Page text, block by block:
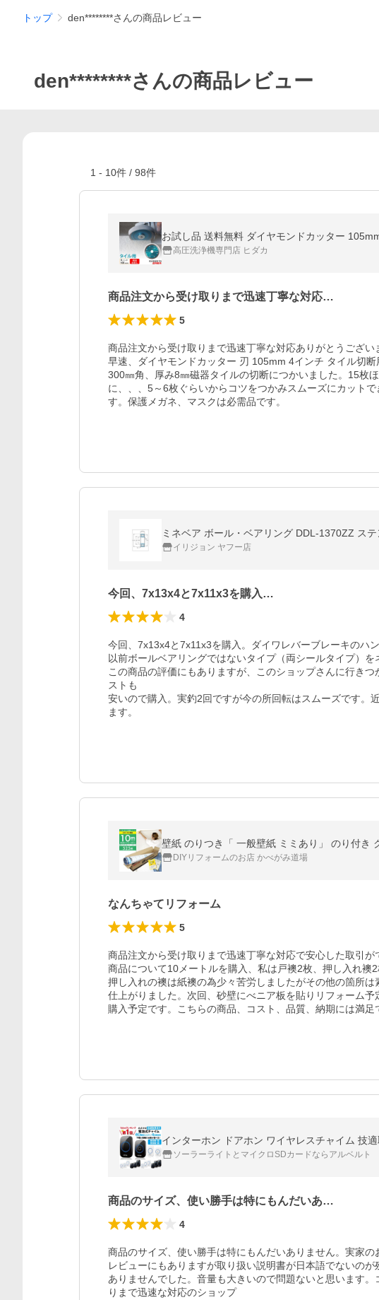
トップ den********さんの商品レビュー
den********さんの商品レビュー
1 - 10件 / 98件
お試し品 送料無料 ダイヤモンドカッター
高圧洗浄機専門店 ヒダカ
商品注文から受け取りまで迅速丁寧な対応…
5
商品注文から受け取りまで迅速丁寧な対応ありがとうござい
早速、ダイヤモンドカッター 刃 105mm 4インチ タイル切断
300㎜角、厚み8㎜磁器タイルの切断につかいました。15枚
に、、、5～6枚ぐらいからコツをつかみスムーズにカット
す。保護メガネ、マスクは必需品です。
ミネベア ボール・ベアリング DDL-1370ZZ ス
イリジョン ヤフー店
今回、7x13x4と7x11x3を購入…
4
今回、7x13x4と7x11x3を購入。ダイワレバーブレーキのハ
以前ボールベアリングではないタイプ（両シールタイプ）を
この商品の評価にもありますが、このショップさんに行き
ストも
安いので購入。実釣2回ですが今の所回転はスムーズです。
ます。
DIYリフォームのお店 かべがみ道場
なんちゃてリフォーム
5
商品注文から受け取りまで迅速丁寧な対応で安心した取引が
商品について10メートルを購入、私は戸襖2枚、押し入れ襖
押し入れの襖は紙襖の為少々苦労しましたがその他の箇所は
仕上がりました。次回、砂壁にべニア板を貼りリフォーム予
購入予定です。こちらの商品、コスト、品質、納期には満足
ソーラーライトとマイクロSDカードならアルベルト
商品のサイズ、使い勝手は特にもんだいあ…
4
商品のサイズ、使い勝手は特にもんだいありません。実家の
レビューにもありますが取り扱い説明書が日本語でないの
ありませんでした。音量も大きいので問題ないと思います
りまで迅速な対応のショップ